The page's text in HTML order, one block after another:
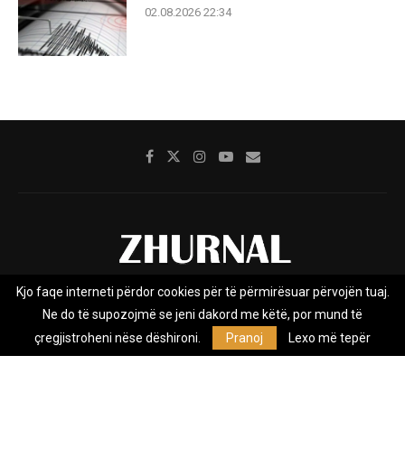
02.08.2026 22:34
Rreth nesh Impresumi Marketing
Kontakt
Privacy Policy
Zhurnal.mk është Agjenci e Lajmeve e pavarur, e themeluar në vitin
Kjo faqe interneti përdor cookies për të përmirësuar përvojën tuaj.
Ne do të supozojmë se jeni dakord me këtë, por mund të
çregjistroheni nëse dëshironi.
Pranoj Lexo më tepër